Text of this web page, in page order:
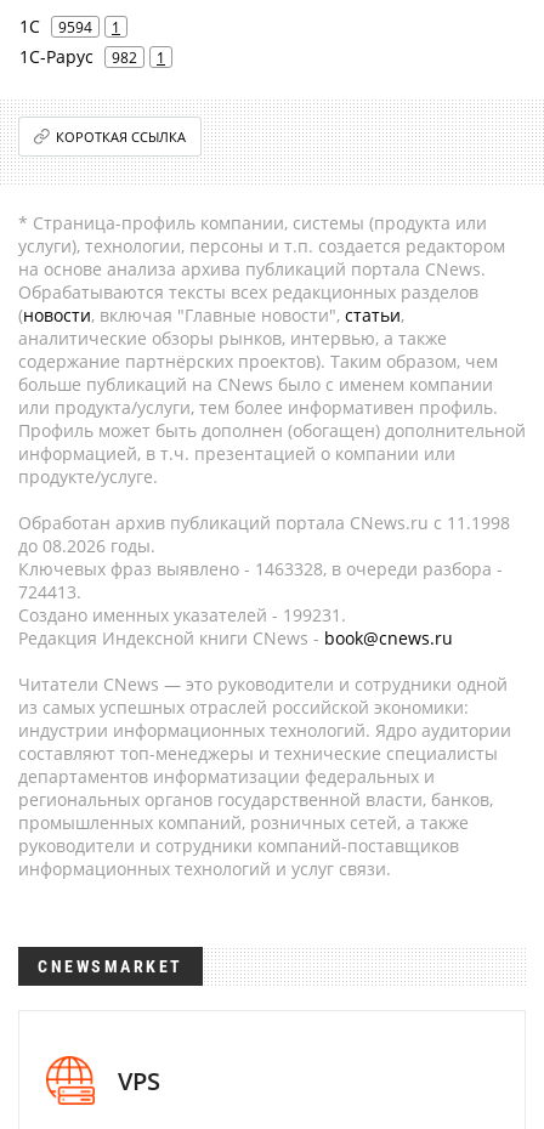
1С 9594 1
1С-Рарус 982 1
КОРОТКАЯ ССЫЛКА
* Страница-профиль компании, системы (продукта или
услуги), технологии, персоны и т.п. создается редактором
на основе анализа архива публикаций портала CNews.
Обрабатываются тексты всех редакционных разделов
(новости, включая "Главные новости", статьи,
аналитические обзоры рынков, интервью, а также
содержание партнёрских проектов). Таким образом, чем
больше публикаций на CNews было с именем компании
или продукта/услуги, тем более информативен профиль.
Профиль может быть дополнен (обогащен) дополнительной
информацией, в т.ч. презентацией о компании или
продукте/услуге.
Обработан архив публикаций портала CNews.ru c 11.1998
до 08.2026 годы.
Ключевых фраз выявлено - 1463328, в очереди разбора -
724413.
Создано именных указателей - 199231.
Редакция Индексной книги CNews - book@cnews.ru
Читатели CNews — это руководители и сотрудники одной
из самых успешных отраслей российской экономики:
индустрии информационных технологий. Ядро аудитории
составляют топ-менеджеры и технические специалисты
департаментов информатизации федеральных и
региональных органов государственной власти, банков,
промышленных компаний, розничных сетей, а также
руководители и сотрудники компаний-поставщиков
информационных технологий и услуг связи.
CNEWSMARKET
VPS